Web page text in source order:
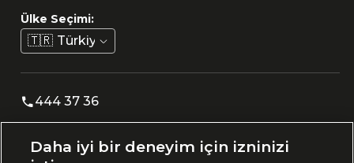
Ülke Seçimi:
🇹🇷 Türkiye
444 37 36
Uygulamadan Takip Edin
Daha iyi bir deneyim için izninizi